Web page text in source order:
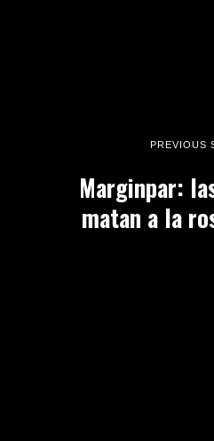
PREVIOUS
Marginpar:
matan a la